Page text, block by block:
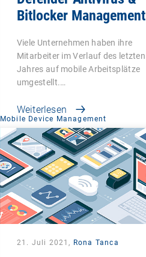
Bitlocker Management
Viele Unternehmen haben ihre
Mitarbeiter im Verlauf des letzten
Jahres auf mobile Arbeitsplätze
umgestellt.…
Weiterlesen
Mobile Device Management
21. Juli 2021, Rona Tanca